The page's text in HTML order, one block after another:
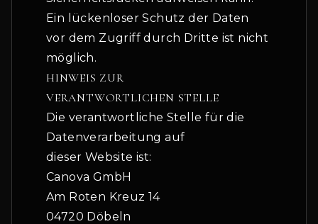
Ein lückenloser Schutz der Daten
vor dem Zugriff durch Dritte ist nicht
möglich.
HINWEIS ZUR
VERANTWORTLICHEN STELLE
Die verantwortliche Stelle für die
Datenverarbeitung auf
dieser Website ist:
Canova GmbH
Am Roten Kreuz 14
04720 Döbeln